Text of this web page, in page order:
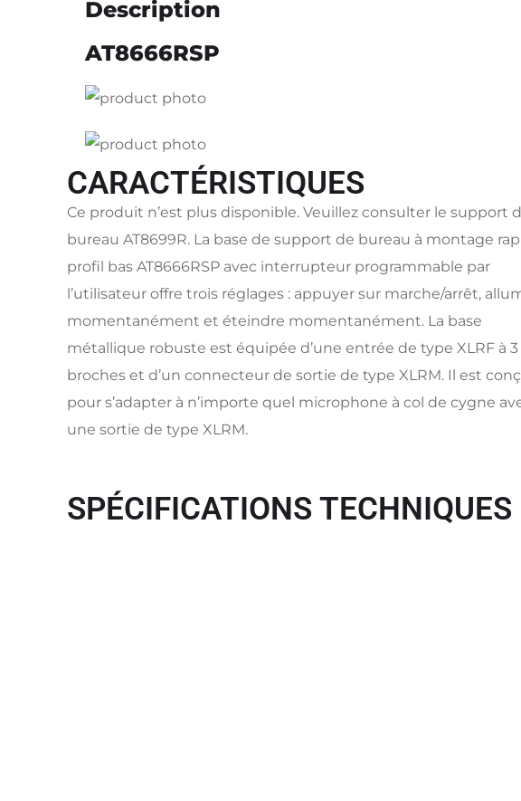
Description
AT8666RSP
CARACTÉRISTIQUES
Ce produit n’est plus disponible. Veuillez consulter le support
bureau AT8699R. La base de support de bureau à montage
profil bas AT8666RSP avec interrupteur programmable par
l’utilisateur offre trois réglages : appuyer sur marche/arrêt,
momentanément et éteindre momentanément. La base
métallique robuste est équipée d’une entrée de type XLRF à 3
broches et d’un connecteur de sortie de type XLRM. Il est
pour s’adapter à n’importe quel microphone à col de cygne
une sortie de type XLRM.
SPÉCIFICATIONS TECHNIQUES